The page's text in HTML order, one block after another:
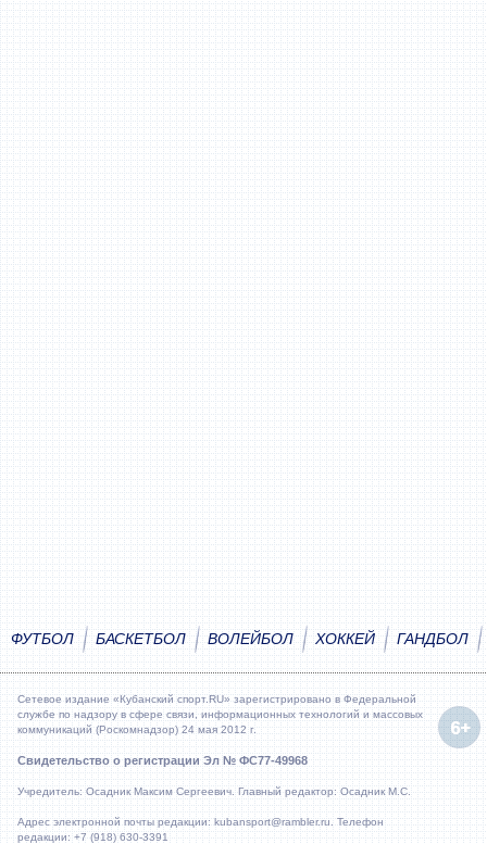
ФУТБОЛ БАСКЕТБОЛ ВОЛЕЙБОЛ ХОККЕЙ ГАНДБОЛ
Сетевое издание «Кубанский спорт.RU» зарегистрировано в Федеральной
службе по надзору в сфере связи, информационных технологий и массовых
коммуникаций (Роскомнадзор) 24 мая 2012 г.
Свидетельство о регистрации Эл № ФС77-49968
Учредитель: Осадник Максим Сергеевич. Главный редактор: Осадник М.С.
Адрес электронной почты редакции: kubansport@rambler.ru. Телефон
редакции: +7 (918) 630-3391